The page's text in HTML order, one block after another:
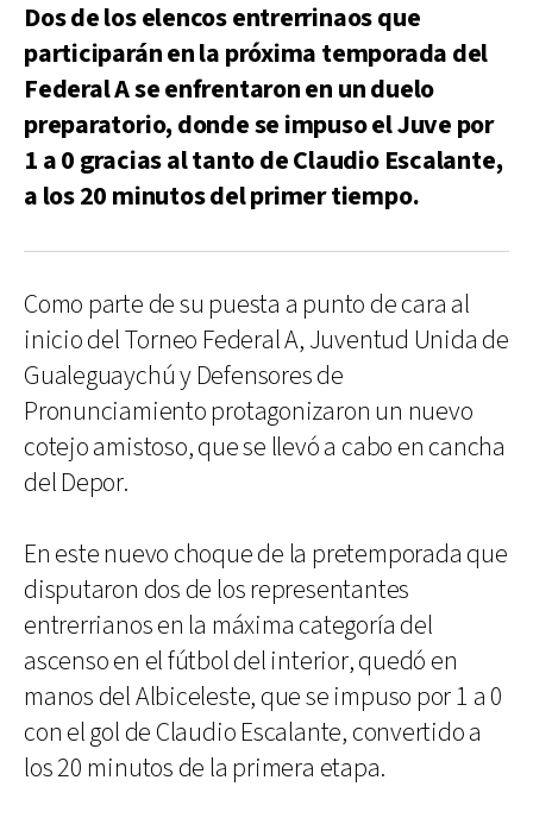
Dos de los elencos entrerrinaos que
participarán en la próxima temporada del
Federal A se enfrentaron en un duelo
preparatorio, donde se impuso el Juve por
1 a 0 gracias al tanto de Claudio Escalante,
a los 20 minutos del primer tiempo.
Como parte de su puesta a punto de cara al
inicio del Torneo Federal A, Juventud Unida de
Gualeguaychú y Defensores de
Pronunciamiento protagonizaron un nuevo
cotejo amistoso, que se llevó a cabo en cancha
del Depor.
En este nuevo choque de la pretemporada que
disputaron dos de los representantes
entrerrianos en la máxima categoría del
ascenso en el fútbol del interior, quedó en
manos del Albiceleste, que se impuso por 1 a 0
con el gol de Claudio Escalante, convertido a
los 20 minutos de la primera etapa.